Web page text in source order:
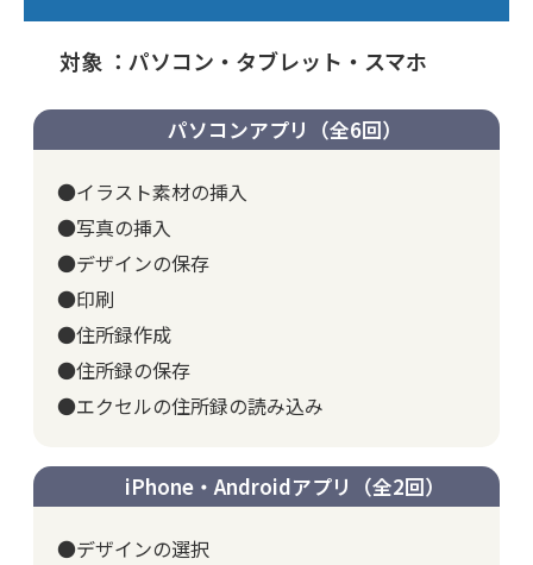
対象 ：パソコン・タブレット・スマホ
パソコンアプリ（全6回）
●イラスト素材の挿入
●写真の挿入
●デザインの保存
●印刷
●住所録作成
●住所録の保存
●エクセルの住所録の読み込み
iPhone・Androidアプリ（全2回）
●デザインの選択